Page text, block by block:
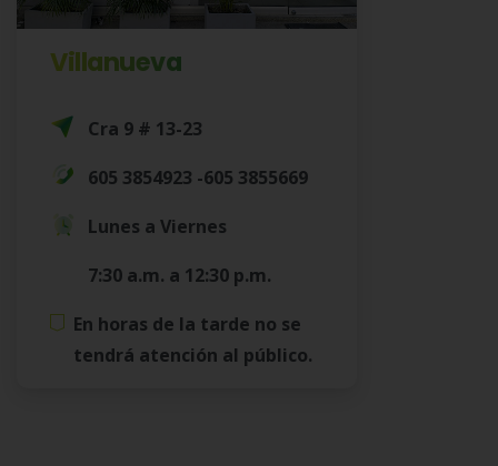
Villanueva
Cra 9 # 13-23
605 3854923 -605 3855669
Lunes a Viernes
7:30 a.m. a 12:30 p.m.
En horas de la tarde no se
tendrá atención al público.